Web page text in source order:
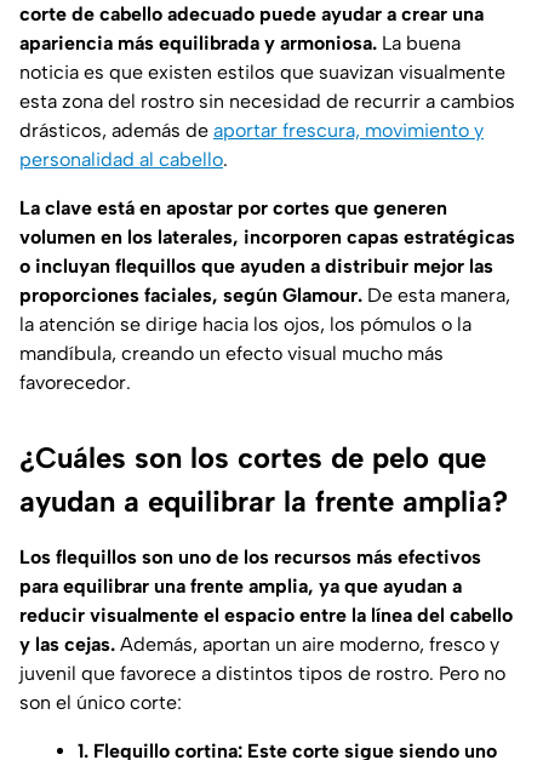
corte de cabello adecuado puede ayudar a crear una
apariencia más equilibrada y armoniosa. La buena
noticia es que existen estilos que suavizan visualmente
esta zona del rostro sin necesidad de recurrir a cambios
drásticos, además de aportar frescura, movimiento y
personalidad al cabello.
La clave está en apostar por cortes que generen
volumen en los laterales, incorporen capas estratégicas
o incluyan flequillos que ayuden a distribuir mejor las
proporciones faciales, según Glamour. De esta manera,
la atención se dirige hacia los ojos, los pómulos o la
mandíbula, creando un efecto visual mucho más
favorecedor.
¿Cuáles son los cortes de pelo que
ayudan a equilibrar la frente amplia?
Los flequillos son uno de los recursos más efectivos
para equilibrar una frente amplia, ya que ayudan a
reducir visualmente el espacio entre la línea del cabello
y las cejas. Además, aportan un aire moderno, fresco y
juvenil que favorece a distintos tipos de rostro. Pero no
son el único corte:
1. Flequillo cortina: Este corte sigue siendo uno